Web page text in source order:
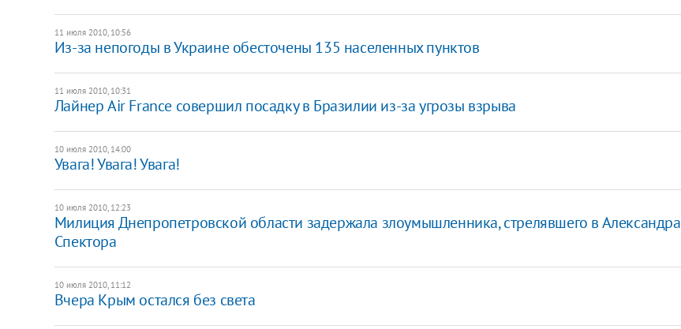
11 июля 2010, 10:56
Из-за непогоды в Украине обесточены 135 населенных пунктов
11 июля 2010, 10:31
Лайнер Air France совершил посадку в Бразилии из-за угрозы взрыва
10 июля 2010, 14:00
Увага! Увага! Увага!
10 июля 2010, 12:23
Милиция Днепропетровской области задержала злоумышленника, стрелявшего в Александра
Спектора
10 июля 2010, 11:12
Вчера Крым остался без света